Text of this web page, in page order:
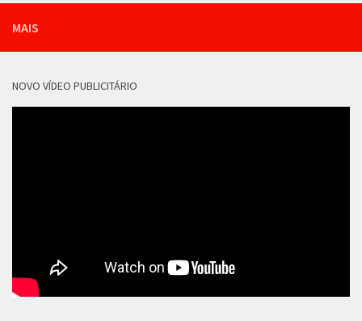
MAIS
NOVO VÍDEO PUBLICITÁRIO